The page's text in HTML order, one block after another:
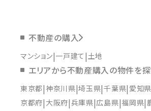
不動産の購入
マンション 一戸建て 土地
エリアから不動産購入の物件を
東京都 神奈川県 埼玉県 千葉県 愛知県
京都府 大阪府 兵庫県 広島県 福岡県